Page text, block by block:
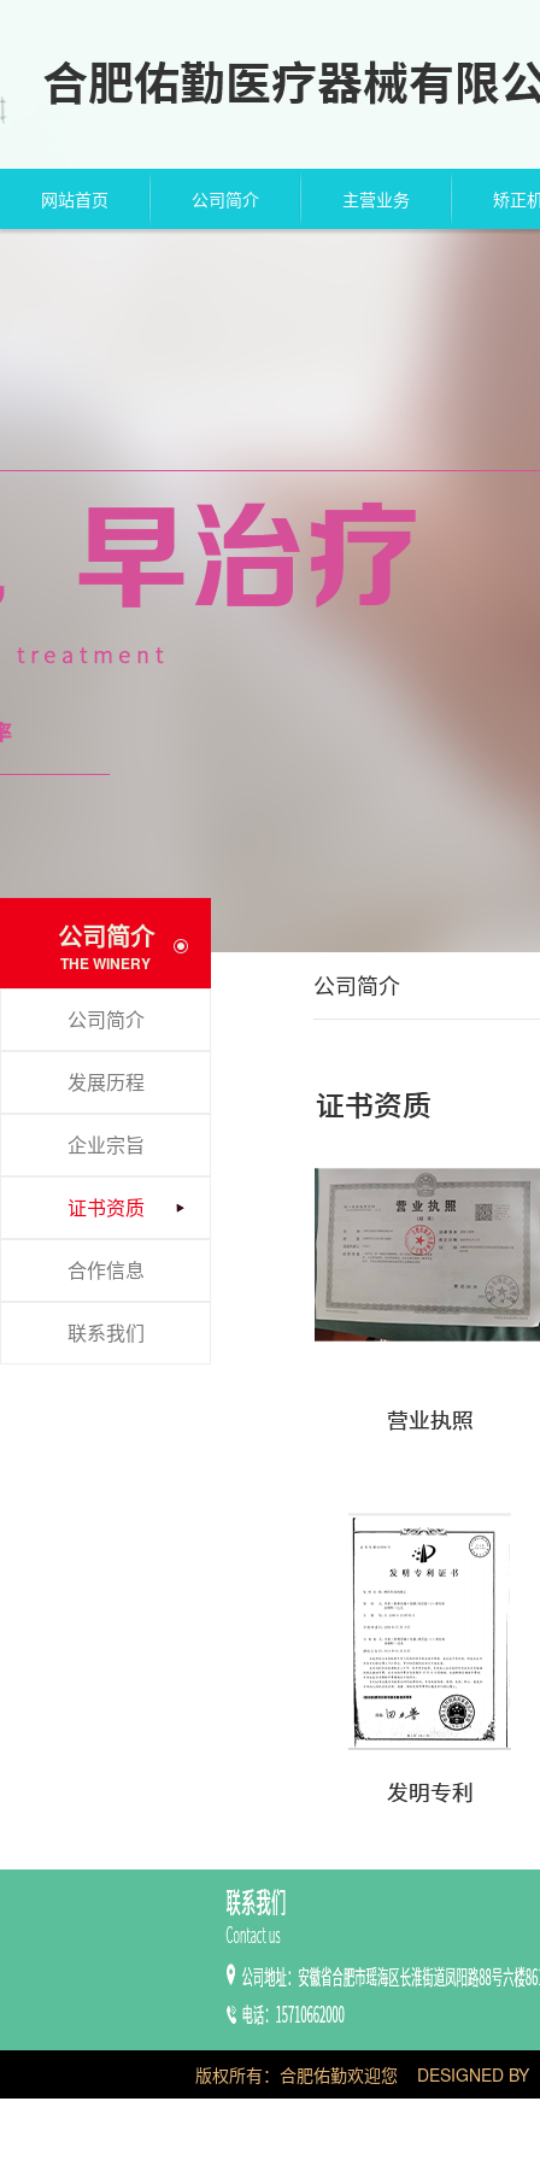
网站首页 公司简介 主营业务 矫正
公司简介
THE WINERY
公司简介
发展历程
企业宗旨
证书资质
合作信息
联系我们
公司简介
版权所有：合肥佑勤欢迎您 DESIGNED BY